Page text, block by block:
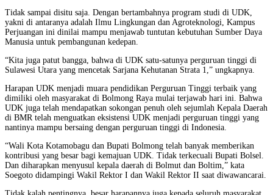
Tidak sampai disitu saja. Dengan bertambahnya program studi di UDK,
yakni di antaranya adalah Ilmu Lingkungan dan Agroteknologi, Kampus
Perjuangan ini dinilai mampu menjawab tuntutan kebutuhan Sumber Daya
Manusia untuk pembangunan kedepan.
“Kita juga patut bangga, bahwa di UDK satu-satunya perguruan tinggi di
Sulawesi Utara yang mencetak Sarjana Kehutanan Strata 1,” ungkapnya.
Harapan UDK menjadi muara pendidikan Perguruan Tinggi terbaik yang
dimiliki oleh masyarakat di Bolmong Raya mulai terjawab hari ini. Bahwa
UDK juga telah mendapatkan sokongan penuh oleh sejumlah Kepala Daerah
di BMR telah menguatkan eksistensi UDK menjadi perguruan tinggi yang
nantinya mampu bersaing dengan perguruan tinggi di Indonesia.
“Wali Kota Kotamobagu dan Bupati Bolmong telah banyak memberikan
kontribusi yang besar bagi kemajuan UDK. Tidak terkecuali Bupati Bolsel.
Dan diharapkan menyusul kepala daerah di Bolmut dan Boltim,” kata
Soegoto didampingi Wakil Rektor I dan Wakil Rektor II saat diwawancarai.